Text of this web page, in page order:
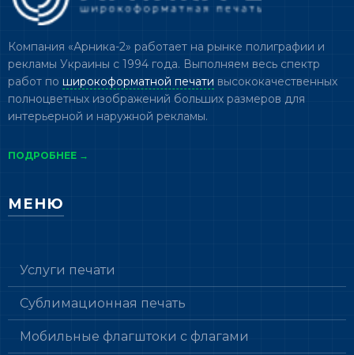
Компания «Арника-2» работает на рынке полиграфии и
рекламы Украины с 1994 года. Выполняем весь спектр
работ по широкоформатной печати высококачественных
полноцветных изображений больших размеров для
интерьерной и наружной рекламы.
ПОДРОБНЕЕ →
МЕНЮ
Услуги печати
Сублимационная печать
Мобильные флагштоки с флагами